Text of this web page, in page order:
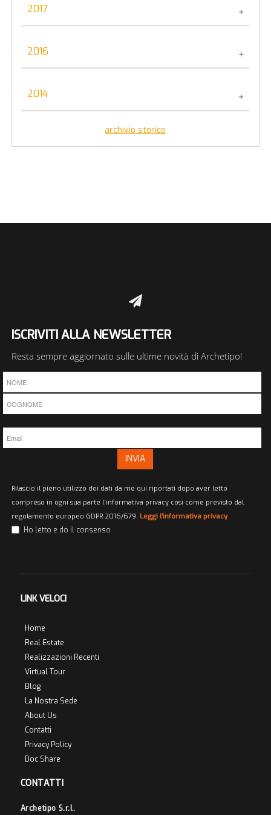
Marzo
2017
Dicembre
Aprile
2016
Agosto
2014
archivio storico
ISCRIVITI ALLA NEWSLETTER
Resta sempre aggiornato sulle ultime novità di Archetipo!
INVIA
Rilascio il pieno utilizzo dei dati da me qui riportati dopo aver letto
compreso in ogni sua parte l’informativa privacy così come previsto dal
regolamento europeo GDPR 2016/679. Leggi l'informativa privacy
Ho letto e do il consenso
LINK VELOCI
Home
Real Estate
Realizzazioni Recenti
Virtual Tour
Blog
La Nostra Sede
About Us
Contatti
Privacy Policy
Doc Share
CONTATTI
Archetipo S.r.l.